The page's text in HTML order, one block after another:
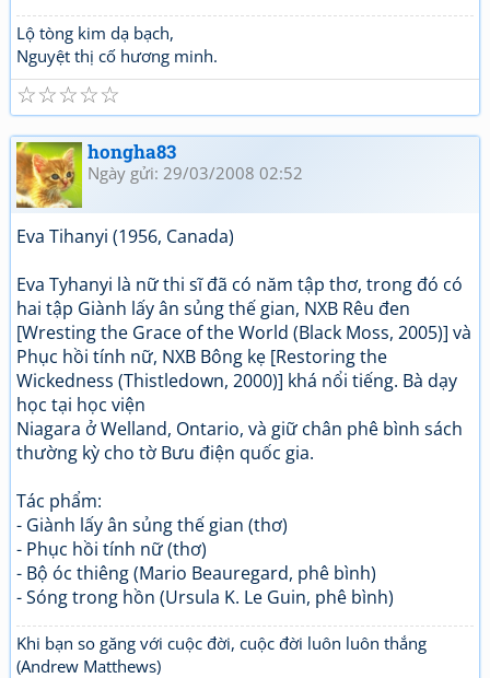
Lộ tòng kim dạ bạch,
Nguyệt thị cố hương minh.
☆
☆
☆
☆
☆
hongha83
Ngày gửi: 29/03/2008 02:52
Eva Tihanyi (1956, Canada)
Eva Tyhanyi là nữ thi sĩ đã có năm tập thơ, trong đó có
hai tập Giành lấy ân sủng thế gian, NXB Rêu đen
[Wresting the Grace of the World (Black Moss, 2005)] và
Phục hồi tính nữ, NXB Bông kẹ [Restoring the
Wickedness (Thistledown, 2000)] khá nổi tiếng. Bà dạy
học tại học viện
Niagara ở Welland, Ontario, và giữ chân phê bình sách
thường kỳ cho tờ Bưu điện quốc gia.
Tác phẩm:
- Giành lấy ân sủng thế gian (thơ)
- Phục hồi tính nữ (thơ)
- Bộ óc thiêng (Mario Beauregard, phê bình)
- Sóng trong hồn (Ursula K. Le Guin, phê bình)
Khi bạn so găng với cuộc đời, cuộc đời luôn luôn thắng
(Andrew Matthews)